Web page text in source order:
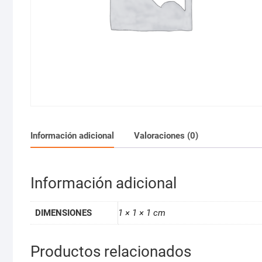
Información adicional Valoraciones (0)
Información adicional
DIMENSIONES 1 × 1 × 1 cm
Productos relacionados